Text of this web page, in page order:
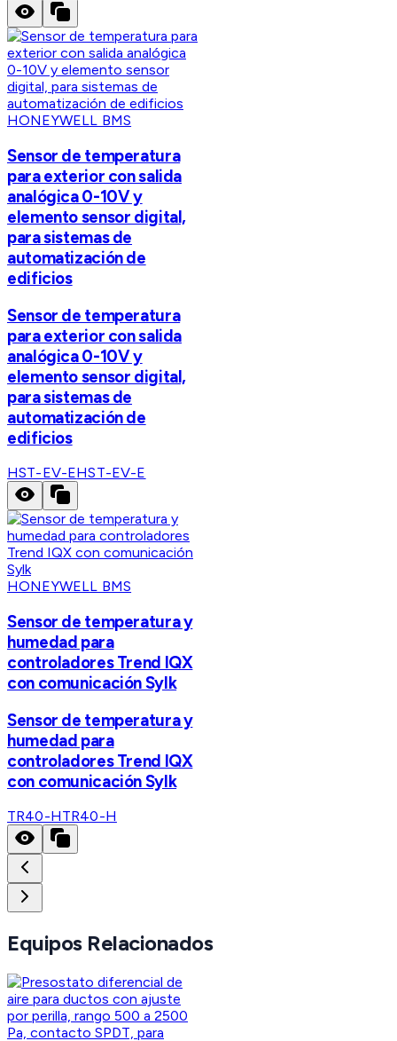
HONEYWELL BMS
Sensor de temperatura
para exterior con salida
analógica 0-10V y
elemento sensor digital,
para sistemas de
automatización de
edificios
Sensor de temperatura
para exterior con salida
analógica 0-10V y
elemento sensor digital,
para sistemas de
automatización de
edificios
HST-EV-EHST-EV-E
HONEYWELL BMS
Sensor de temperatura y
humedad para
controladores Trend IQX
con comunicación Sylk
Sensor de temperatura y
humedad para
controladores Trend IQX
con comunicación Sylk
TR40-HTR40-H
Equipos Relacionados